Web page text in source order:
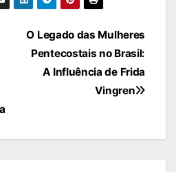
O Legado das Mulheres
Pentecostais no Brasil:
A Influência de Frida
Vingren